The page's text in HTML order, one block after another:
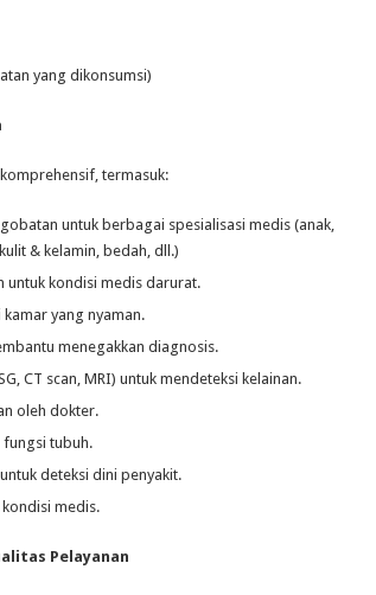
yang dikonsumsi)
termasuk:
untuk berbagai spesialisasi medis (anak,
& kelamin, bedah, dll.)
untuk kondisi medis darurat.
yang nyaman.
menegakkan diagnosis.
CT scan, MRI) untuk mendeteksi kelainan.
oleh dokter.
fungsi tubuh.
deteksi dini penyakit.
medis.
Pelayanan